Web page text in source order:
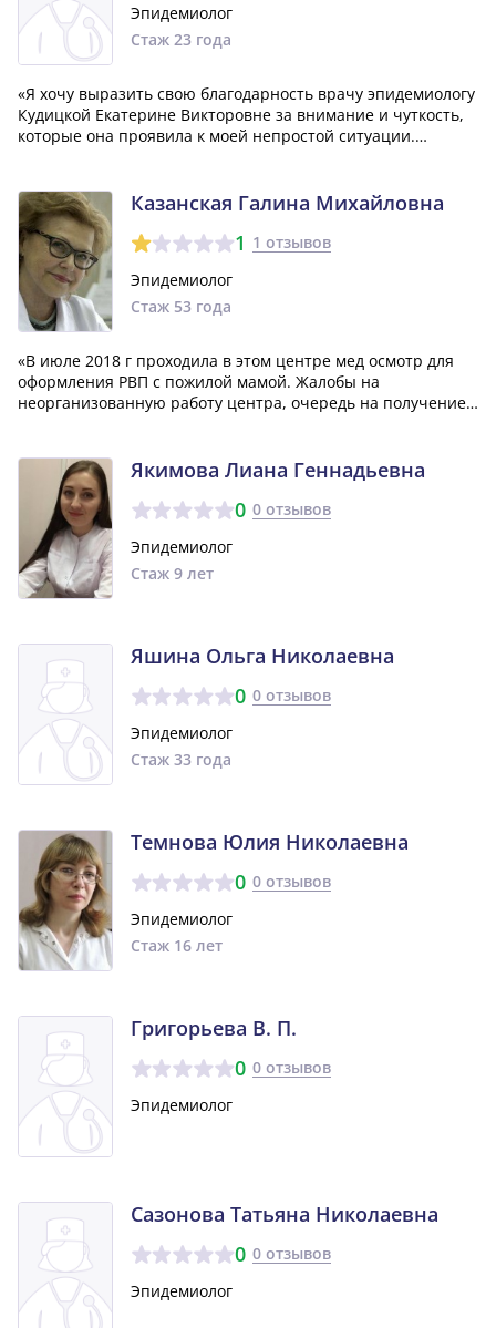
Эпидемиолог
Стаж 23 года
«Я хочу выразить свою благодарность врачу эпидемиологу
Кудицкой Екатерине Викторовне за внимание и чуткость,
которые она проявила к моей непростой ситуации.
намного проще. Огромное спасиб...»
Казанская Галина Михайловна
1 1 отзывов
Эпидемиолог
Стаж 53 года
«В июле 2018 г проходила в этом центре мед осмотр для
оформления РВП с пожилой мамой. Жалобы на
неорганизованную работу центра, очередь на получение
замечает, выдаёт справки с ошибкам...»
Якимова Лиана Геннадьевна
0 0 отзывов
Эпидемиолог
Стаж 9 лет
Яшина Ольга Николаевна
0 0 отзывов
Эпидемиолог
Стаж 33 года
Темнова Юлия Николаевна
0 0 отзывов
Эпидемиолог
Стаж 16 лет
Григорьева В. П.
0 0 отзывов
Эпидемиолог
Сазонова Татьяна Николаевна
0 0 отзывов
Эпидемиолог